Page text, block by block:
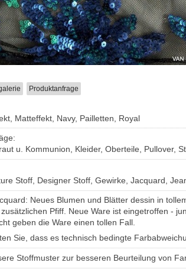
Produktanfrage
Matteffekt, Navy, Pailletten, Royal
u. Kommunion, Kleider, Oberteile, Pullover,
Stoff, Designer Stoff, Gewirke, Jacquard,
Neues Blumen und Blätter dessin in
Pfiff. Neue Ware ist eingetroffen -
geben die Ware einen tollen Fall.
Sie, dass es technisch bedingte
Stoffmuster zur besseren Beurteilung von